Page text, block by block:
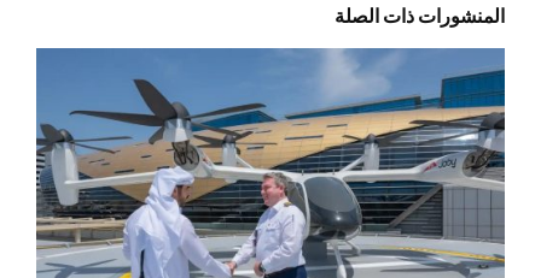
المنشورات ذات الصلة